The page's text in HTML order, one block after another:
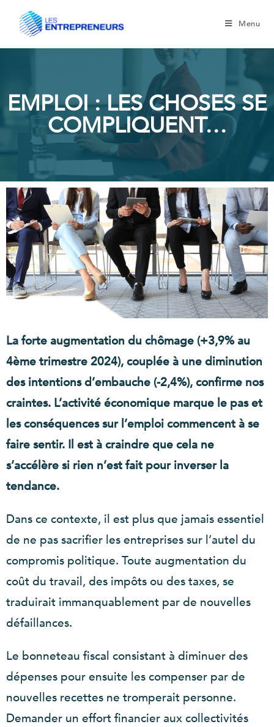
Menu
EMPLOI : LES CHOSES SE
COMPLIQUENT…
La forte augmentation du chômage (+3,9% au
4ème trimestre 2024), couplée à une diminution
des intentions d’embauche (-2,4%), confirme nos
craintes. L’activité économique marque le pas et
les conséquences sur l’emploi commencent à se
faire sentir. Il est à craindre que cela ne
s’accélère si rien n’est fait pour inverser la
tendance.
Dans ce contexte, il est plus que jamais essentiel
de ne pas sacrifier les entreprises sur l’autel du
compromis politique. Toute augmentation du
coût du travail, des impôts ou des taxes, se
traduirait immanquablement par de nouvelles
défaillances.
Le bonneteau fiscal consistant à diminuer des
dépenses pour ensuite les compenser par de
nouvelles recettes ne tromperait personne.
Demander un effort financier aux collectivités